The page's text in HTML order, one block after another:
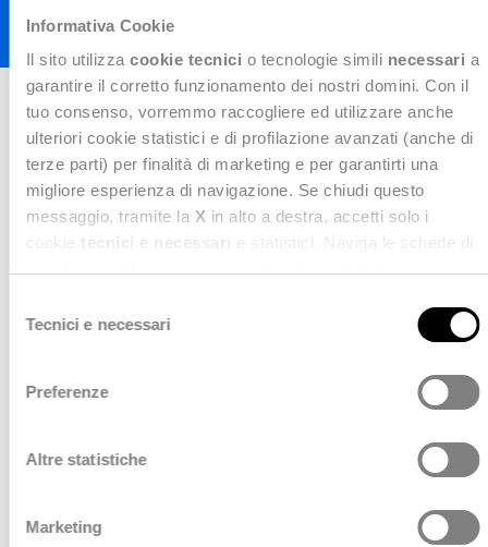
Informativa Cookie
Il sito utilizza cookie tecnici o tecnologie simili necessari a
garantire il corretto funzionamento dei nostri domini. Con il
tuo consenso, vorremmo raccogliere ed utilizzare anche
ulteriori cookie statistici e di profilazione avanzati (anche di
terze parti) per finalità di marketing e per garantirti una
migliore esperienza di navigazione. Se chiudi questo
messaggio, tramite la X in alto a destra, accetti solo i
anche la nostraPrivacy Policy
delTecnici e necessari
Preferenze
Altre statistiche
Marketing
Gestione avanzata dei
flussi di lavoro
DigitalProcessAutomation che trasforma
aziendali attraverso un'orchestrazione
piattaforma consente l'integrazione
seamlessdi
applicazioni e software già in uso, eliminando i
collaborativo dove tutti gli attori aziendali
democratico. Grazie agli strumenti Low-Code